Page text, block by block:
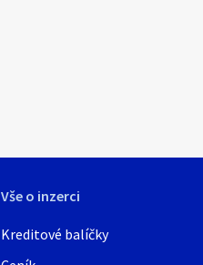
Vše o inzerci
Kreditové balíčky